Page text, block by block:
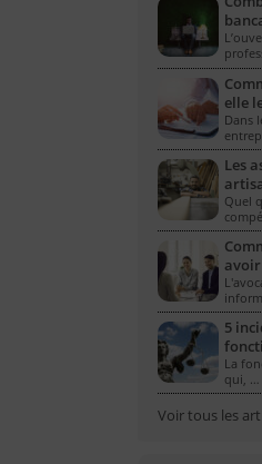
elle
Dans
Les
Quel
5
La
qui, …
Voir tous les